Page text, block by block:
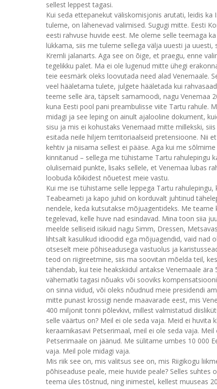
sellest leppest tagasi.
Kui seda ettepanekut väliskomisjonis arutati, leidis
tuleme, on lähenevad valimised. Sugugi mitte. Eesti
eesti rahvuse huvide eest. Me oleme selle teemaga
lükkama, siis me tuleme sellega välja uuesti ja
Kremli jalanarts. Aga see on õige, et praegu, enne
tegelikku palet. Ma ei ole lugenud mitte ühegi
teie eesmärk oleks loovutada need alad Venemaale.
veel hääletama tulete, julgete hääletada kui
teeme selle ära, täpselt samamoodi, nagu Venemaa
kuna Eesti pool pani preambulisse viite Tartu rahule.
midagi ja see leping on ainult ajalooline dokument,
sisu ja mis ei kohustaks Venemaad mitte millekski,
esitada neile hiljem territoriaalseid pretensioone. Nii
kehtiv ja niisama sellest ei pääse. Aga kui me
kinnitanud – sellega me tühistame Tartu rahulepingu
olulisemaid punkte, lisaks sellele, et Venemaa lubas
loobuda kõikidest nõuetest meie vastu.
Kui me ise tühistame selle leppega Tartu
Teabeameti ja kapo juhid on korduvalt juhtinud
nendele, keda kutsutakse mõjuagentideks. Me
tegelevad, kelle huve nad esindavad. Mina toon siia
meelde selliseid isikuid nagu Simm, Dressen,
lihtsalt kasulikud idioodid ega mõjuagendid, vaid nad
otseselt meie põhiseadusega vastuolus ja
teod on riigireetmine, siis ma soovitan mõelda teil,
tähendab, kui teie heakskiidul antakse Venemaale
vähematki tagasi nõuaks või sooviks
on sinna viidud, või oleks nõudnud meie presidendi
mitte punast krossigi nende maavarade eest, mis
400 miljonit tonni põlevkivi, millest valmistatud
selle väärtus on? Meil ei ole seda vaja. Meid ei huvita
keraamikasavi Petserimaal, meil ei ole seda vaja.
Petserimaale on jäänud. Me sülitame umbes 10 000
vaja. Meil pole midagi vaja.
Mis riik see on, mis valitsus see on, mis Riigikogu
põhiseaduse peale, meie huvide peale? Selles
teema üles tõstnud, ning inimestel, kellest muuseas